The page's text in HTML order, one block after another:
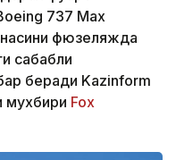
737 Max
фюзеляжда
сабабли
беради Kazinform
мухбири Fox